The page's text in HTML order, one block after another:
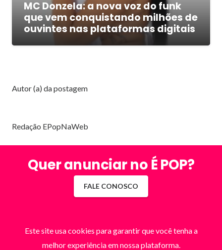
MC Donzela: a nova voz do funk
que vem conquistando milhões de
ouvintes nas plataformas digitais
Autor (a) da postagem
Redação EPopNaWeb
Quer anunciar no É POP?
FALE CONOSCO
Este site usa cookies para garantir que você tenha a
melhor experiência em nossa plataforma.